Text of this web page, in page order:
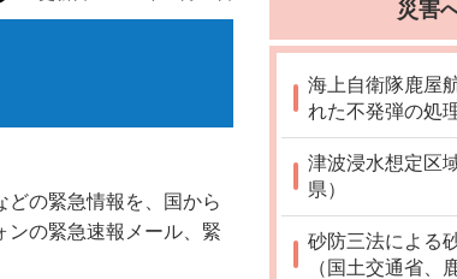
の緊急情報を、国から
ンの緊急速報メール、緊
災害
海上自衛隊鹿屋
れた不発弾の処
津波浸水想定区
県）
砂防三法による
（国土交通省、